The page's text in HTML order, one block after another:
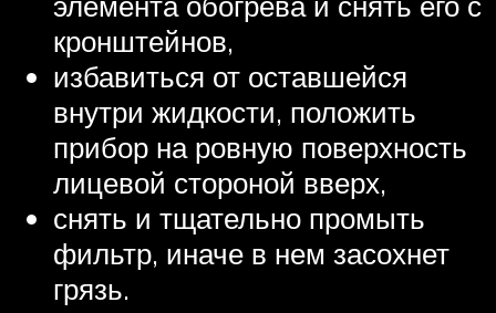
кронштейнов,
избавиться от оставшейся
внутри жидкости, положить
прибор на ровную поверхность
лицевой стороной вверх,
снять и тщательно промыть
фильтр, иначе в нем засохнет
грязь.